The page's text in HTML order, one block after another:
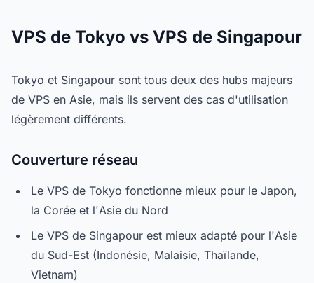
VPS de Tokyo vs VPS de Singapour
Tokyo et Singapour sont tous deux des hubs majeurs
de VPS en Asie, mais ils servent des cas d'utilisation
légèrement différents.
Couverture réseau
Le VPS de Tokyo fonctionne mieux pour le Japon,
la Corée et l'Asie du Nord
Le VPS de Singapour est mieux adapté pour l'Asie
du Sud-Est (Indonésie, Malaisie, Thaïlande,
Vietnam)